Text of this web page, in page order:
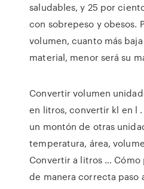
saludables, y 25 por
con sobrepeso y obesos.
volumen, cuanto más
material, menor será su
Convertir volumen
en litros, convertir kl en l
un montón de otras
temperatura, área,
Convertir a litros … Cómo
de manera correcta paso